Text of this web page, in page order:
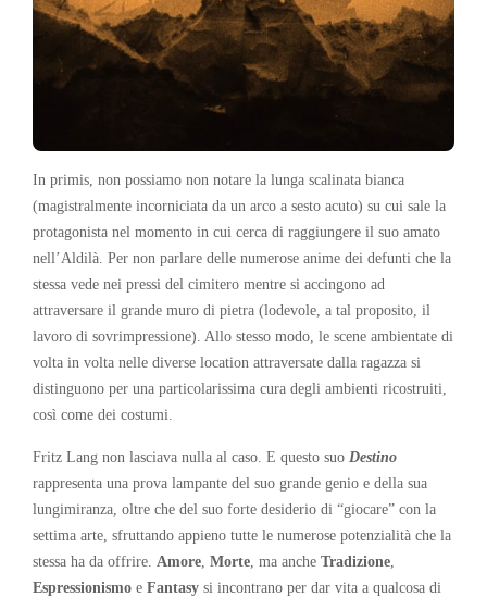
In primis, non possiamo non notare la lunga scalinata bianca
(magistralmente incorniciata da un arco a sesto acuto) su cui sale la
protagonista nel momento in cui cerca di raggiungere il suo amato
nell’Aldilà. Per non parlare delle numerose anime dei defunti che la
stessa vede nei pressi del cimitero mentre si accingono ad
attraversare il grande muro di pietra (lodevole, a tal proposito, il
lavoro di sovrimpressione). Allo stesso modo, le scene ambientate di
volta in volta nelle diverse location attraversate dalla ragazza si
distinguono per una particolarissima cura degli ambienti ricostruiti,
così come dei costumi.
Fritz Lang non lasciava nulla al caso. E questo suo Destino
rappresenta una prova lampante del suo grande genio e della sua
lungimiranza, oltre che del suo forte desiderio di “giocare” con la
settima arte, sfruttando appieno tutte le numerose potenzialità che la
stessa ha da offrire. Amore Morte , ma anche Tradizione
Espressionismo e Fantasy si incontrano per dar vita a qualcosa di